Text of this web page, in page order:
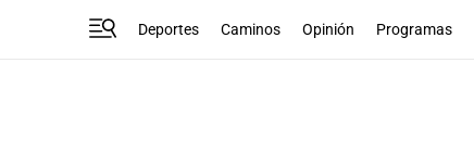
Deportes Caminos Opinión Programas